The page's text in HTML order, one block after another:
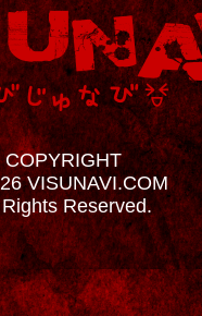
COPYRIGHT
VISUNAVI.COM
Reserved.